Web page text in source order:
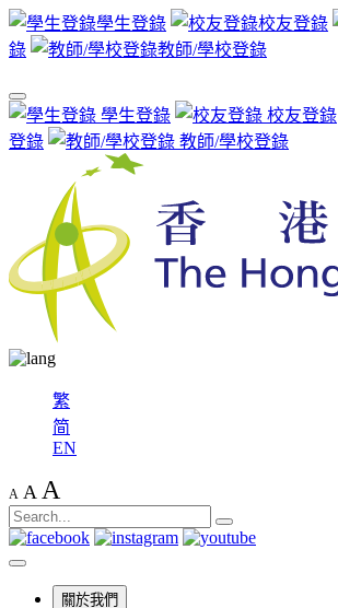
學生登錄 校友登錄
錄
教師/學校登錄
學生登錄 校友登錄
登錄
教師/學校登錄
繁
简
EN
A A A
關於我們